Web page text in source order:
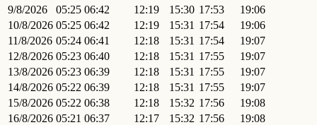
9/8/2026
05:25 06:42 12:19 15:30 17:53
19:06
10/8/2026 05:25 06:42 12:19 15:31 17:54
19:06
11/8/2026 05:24 06:41 12:18 15:31 17:54
19:07
12/8/2026 05:23 06:40 12:18 15:31 17:55
19:07
13/8/2026 05:23 06:39 12:18 15:31 17:55
19:07
14/8/2026 05:22 06:39 12:18 15:31 17:55
19:07
15/8/2026 05:22 06:38 12:18 15:32 17:56
19:08
16/8/2026 05:21 06:37 12:17 15:32 17:56
19:08